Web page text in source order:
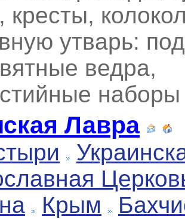
кресты,
утварь:
ведра,
наборы
Лавра
Крым